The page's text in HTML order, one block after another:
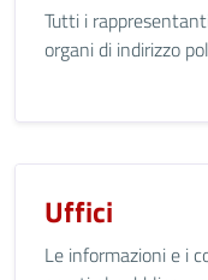
Tutti i
organi di indirizzo
Uffici
Le informazioni e i